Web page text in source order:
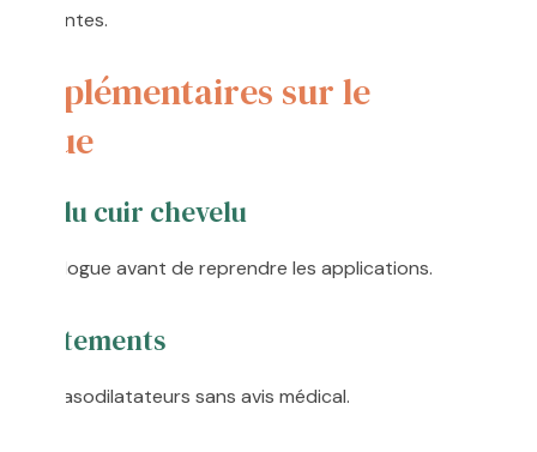
enceintes.
sur le
du cuir chevelu
avant de reprendre les applications.
traitements
vasodilatateurs sans avis médical.